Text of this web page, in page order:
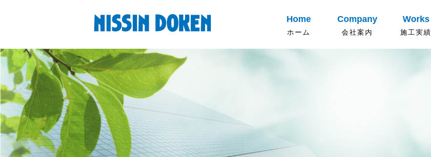
Home
ホーム
新着情報
Company
会社案内
会社概要
事業内容
Works
施工実績